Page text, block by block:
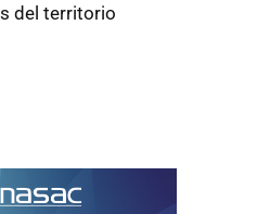
del territorio